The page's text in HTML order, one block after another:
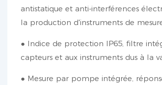
antistatique et anti-interférences
la production d'instruments de
● Indice de protection IP65, filtre
capteurs et aux instruments dus à la
● Mesure par pompe intégrée,